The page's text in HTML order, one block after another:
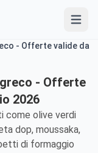
- Offerte valide da
greco - Offerte
2026
come olive verdi
dop, moussaka,
di formaggio